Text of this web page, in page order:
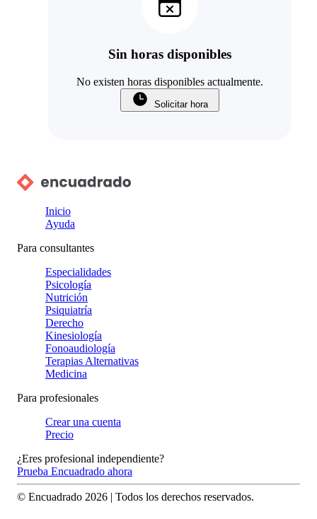
Sin horas disponibles
No existen horas disponibles actualmente.
Solicitar hora
Inicio
Ayuda
Para consultantes
Especialidades
Psicología
Nutrición
Psiquiatría
Derecho
Kinesiología
Fonoaudiología
Terapias Alternativas
Medicina
Para profesionales
Crear una cuenta
Precio
¿Eres profesional independiente?
Prueba Encuadrado ahora
© Encuadrado 2026 | Todos los derechos reservados.